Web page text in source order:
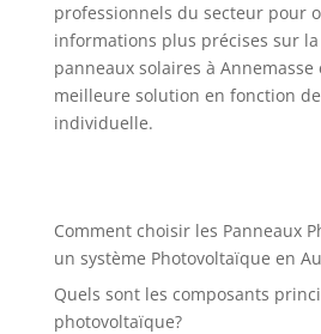
professionnels du secteur pour
informations plus précises sur
panneaux solaires à
meilleure solution en fonction
individuelle.
Comment choisir les Panneaux
un système Photovoltaïque en
Quels sont les composants
photovoltaïque?